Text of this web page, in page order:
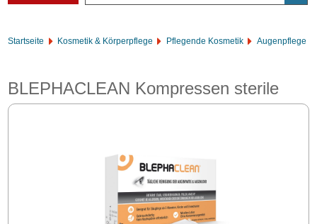
Startseite Kosmetik & Körperpflege Pflegende Kosmetik Augenpflege
BLEPHACLEAN Kompressen sterile